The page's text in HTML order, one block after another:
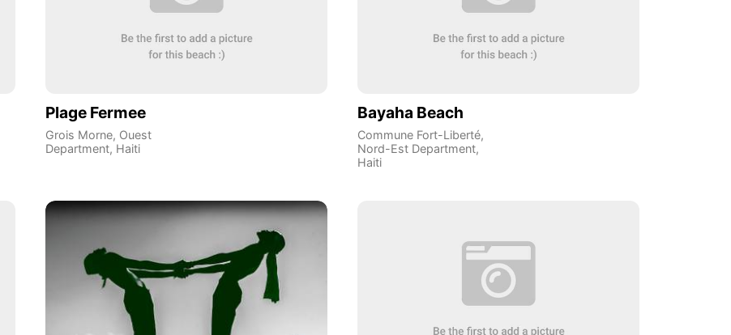
Plage Fermee
Grois Morne, Ouest
Department, Haiti
Bayaha Beach
Commune Fort-Liberté,
Nord-Est Department,
Haiti